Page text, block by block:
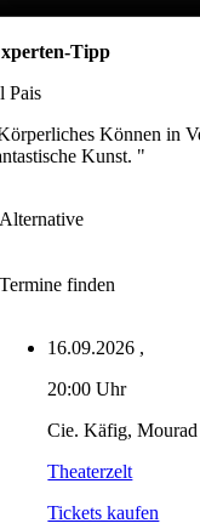
Tipp
Pais
Können in
Kunst. "
Alternative
Termine finden
16.09.2026 ,
20:00 Uhr
Cie. Käfig,
Theaterzelt
Tickets kaufen